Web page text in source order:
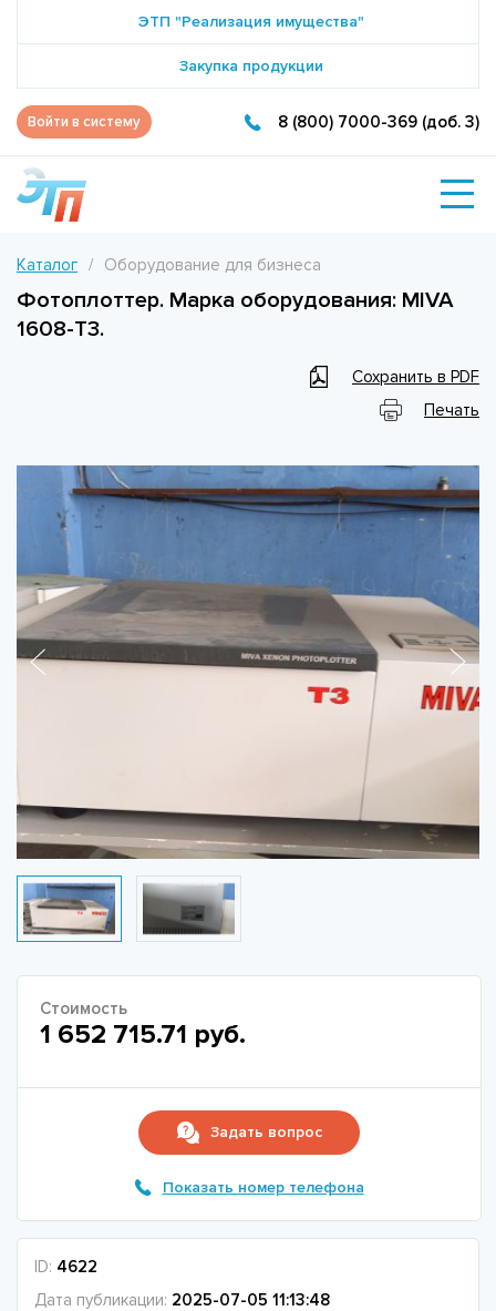
ЭТП "Реализация имущества"
Закупка продукции
Войти в систему 8 (800) 7000-369 (доб. 3)
Каталог Оборудование для бизнеса
Фотоплоттер. Марка оборудования: MIVA
1608-T3.
Сохранить в PDF
Печать
Стоимость
1 652 715.71 руб.
Задать вопрос
Показать номер телефона
ID: 4622
Дата публикации: 2025-07-05 11:13:48